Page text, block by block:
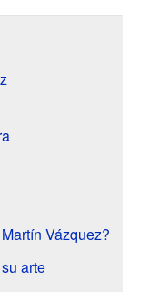
Vázquez?
arte